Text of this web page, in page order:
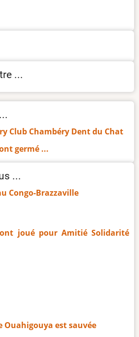
...
Club Chambéry Dent du Chat
germé ...
...
Congo-Brazzaville
joué pour Amitié Solidarité
Ouahigouya est sauvée